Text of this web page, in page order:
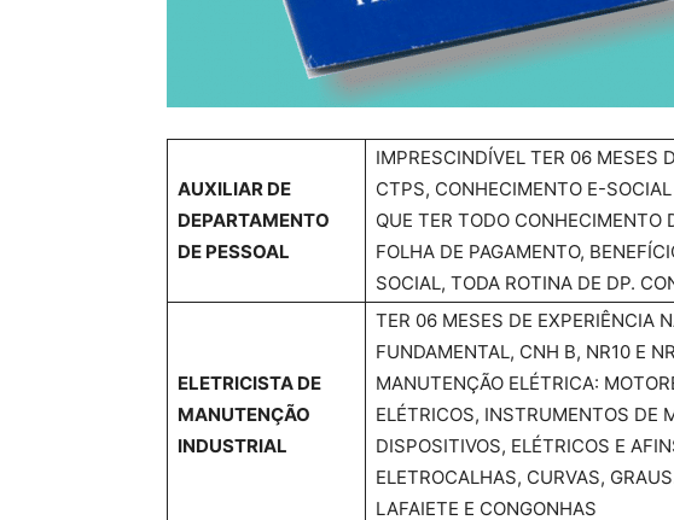
AUXILIAR DE
DEPARTAMENTO
DE PESSOAL
IMPRESCINDÍVEL TER 06 MESES
CTPS, CONHECIMENTO E-
QUE TER TODO CONHECIMENTO
FOLHA DE PAGAMENTO,
SOCIAL, TODA ROTINA DE DP.
ELETRICISTA DE
MANUTENÇÃO
INDUSTRIAL
TER 06 MESES DE EXPERIÊNCIA
FUNDAMENTAL, CNH B, NR10 E
MANUTENÇÃO ELÉTRICA:
ELÉTRICOS, INSTRUMENTOS DE
DISPOSITIVOS, ELÉTRICOS E
ELETROCALHAS, CURVAS,
LAFAIETE E CONGONHAS